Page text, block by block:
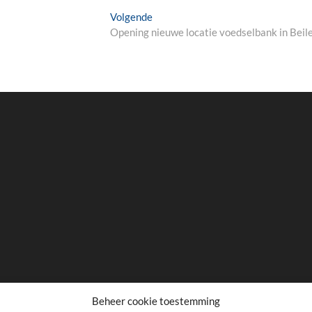
Beheer cookie toestemming
VolgendeNext
post:
Opening nieuwe locatie voedselbank in